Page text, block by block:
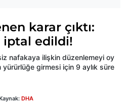
karar çıktı:
iptal edildi!
nafakaya ilişkin düzenlemeyi oy
girmesi için 9 aylık süre
DHA